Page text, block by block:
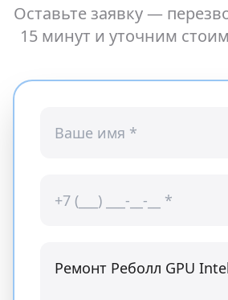
Оставьте заявку —
15 минут и уточним